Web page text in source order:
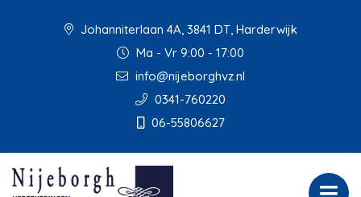
Johanniterlaan 4A, 3841 DT, Harderwijk
Ma - Vr 9:00 - 17:00
info@nijeborghvz.nl
0341-760220
06-55806627